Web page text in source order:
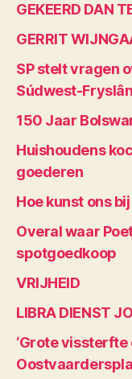
GEKEERD DAN
GERRIT
SP stelt vragen
Súdwest-Fryslân
150 Jaar
Huishoudens
goederen
Hoe kunst ons
Overal waar
spotgoedkoop
VRIJHEID
LIBRA DIENST
‘Grote